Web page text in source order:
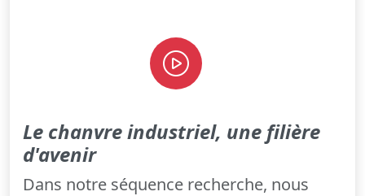
Le chanvre industriel, une filière
d'avenir
Dans notre séquence recherche, nous